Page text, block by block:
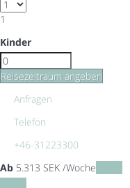
1
Kinder
Reisezeitraum angeben
Anfragen
Telefon
+46-31223300
Ab 5.313 SEK /Woche